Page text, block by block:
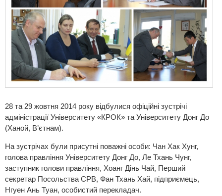
28 та 29 жовтня 2014 року відбулися офіційні зустрічі
адміністрації Університету «КРОК» та Університету Донг До
(Ханой, В’єтнам).
На зустрічах були присутні поважні особи: Чан Хак Хунг,
голова правління Університету Донг До, Ле Тхань Чунг,
заступник голови правління, Хоанг Дінь Чай, Перший
секретар Посольства СРВ, Фан Тхань Хай, підприємець,
Нгуен Ань Туан, особистий перекладач.